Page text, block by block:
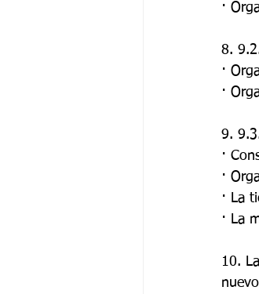
·
8.
·
·
9.
·
·
· La
· La
10.